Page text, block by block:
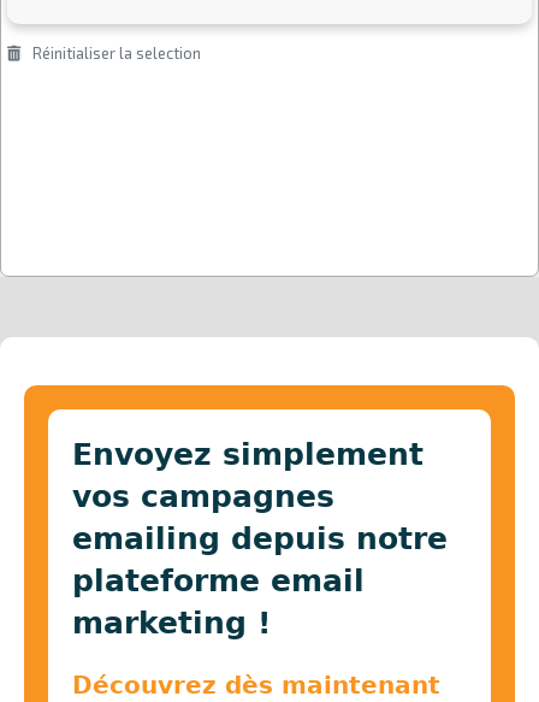
Envoyez simplement
vos campagnes
emailing depuis notre
plateforme email
marketing !
Découvrez dès maintenant